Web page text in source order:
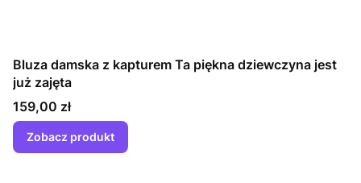
Bluza damska z kapturem Ta piękna dziewczyna jest
już zajęta
Cena
159,00 zł
Zobacz produkt